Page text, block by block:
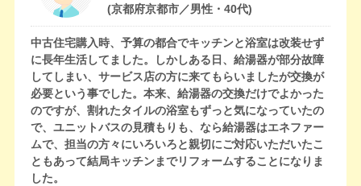
(京都府京都市／男性・40代)
中古住宅購入時、予算の都合でキッチンと浴室は改装せず
に長年生活してました。しかしある日、給湯器が部分故障
してしまい、サービス店の方に来てもらいましたが交換が
必要という事でした。本来、給湯器の交換だけでよかった
のですが、割れたタイルの浴室もずっと気になっていたの
で、ユニットバスの見積もりも、なら給湯器はエネファー
ムで、担当の方々にいろいろと親切にご対応いただいたこ
ともあって結局キッチンまでリフォームすることになりま
した。